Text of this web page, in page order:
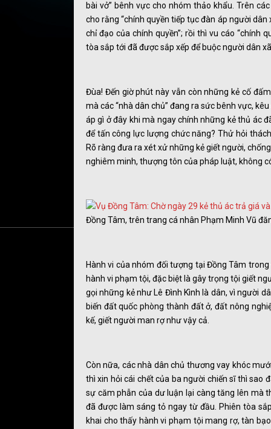
bài vở” bênh vực cho nhóm thảo khẩu. Trên
cho rằng “chính quyền tiếp tục đàn áp người
chỉ đạo của chính quyền”; rồi thì vu cáo “chính
tòa sắp tới đã được sắp xếp để buộc người dân
Đùa! Đến giờ phút này vẫn còn những kẻ cố
mà các “nhà dân chủ” đang ra sức bênh vực,
áp gì ở đây khi mà ngay chính những kẻ thủ ác
để tấn công lực lượng chức năng? Thử hỏi
Rõ ràng đưa ra xét xử những kẻ giết người,
nghiêm minh, thượng tôn của pháp luật, không
Đồng Tâm, trên trang cá nhân Phạm Minh Vũ
Hành vi của nhóm đối tượng tại Đồng Tâm
hành vi phạm tội, đặc biệt là gây trọng tội giết
gọi những kẻ như Lê Đình Kình là dân, vì người
biến đất quốc phòng thành đất ở, đất nông
kế, giết người man rợ như vậy cả.
Còn nữa, các nhà dân chủ thương vay khóc
thì xin hỏi cái chết của ba người chiến sĩ thì sao
sự căm phẫn của dư luận lại càng tăng lên mà
đã được làm sáng tỏ ngay từ đầu. Phiên tòa
khai cho thấy hành vi phạm tội mang rợ, tàn